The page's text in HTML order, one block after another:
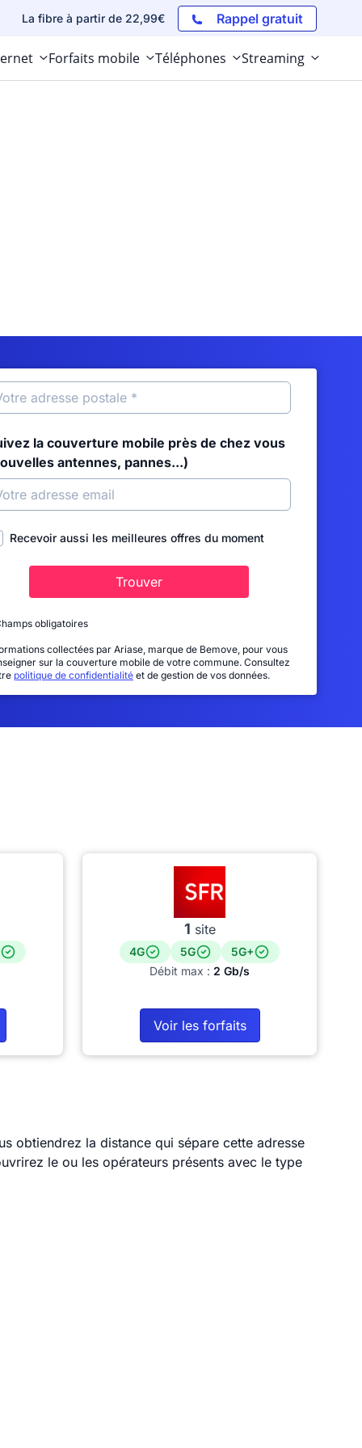
La fibre à partir de 22,99€ Rappel gratuit
Forfaits mobile Téléphones Streaming
la couverture mobile près de chez vous
antennes, pannes...)
Recevoir aussi les meilleures offres du moment
Trouver
obligatoires
collectées par Ariase, marque de Bemove, pour vous
sur la couverture mobile de votre commune. Consultez
politique de confidentialité et de gestion de vos données.
1 site
4G 5G
5G+
Débit max : 2 Gb/s
Voir les forfaits
obtiendrez la distance qui sépare cette adresse
le ou les opérateurs présents avec le type